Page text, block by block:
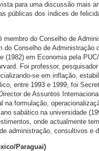
para uma discussão mais
públicas dos índices de
membro do Conselho de
do Conselho de
(1982) em Economia pela
Foi professor,
se em inflação,
entre 1993 e 1999, foi
de Assuntos
na formulação,
sabático na universidade
onde actualmente
administração, consultivos e
Paraguai)